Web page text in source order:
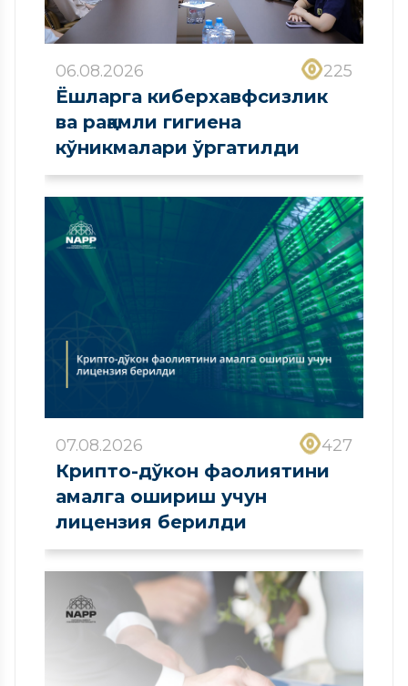
06.08.2026 225
Ёшларга киберхавфсизлик
ва рақамли гигиена
кўникмалари ўргатилди
07.08.2026 427
Крипто-дўкон фаолиятини
амалга ошириш учун
лицензия берилди